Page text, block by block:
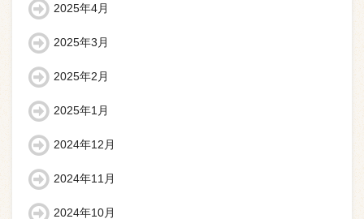
2025年4月
2025年3月
2025年2月
2025年1月
2024年12月
2024年11月
2024年10月